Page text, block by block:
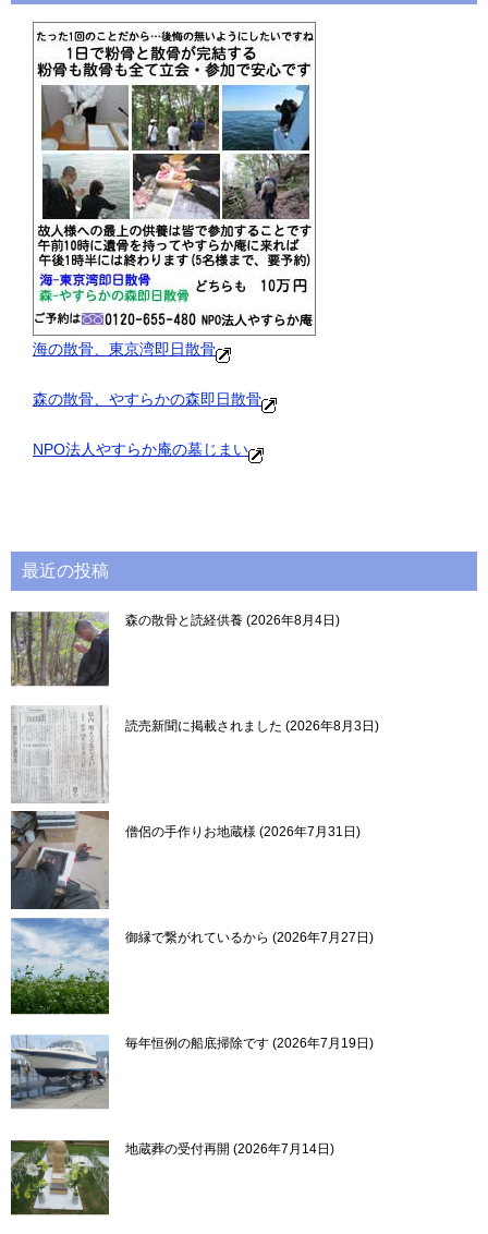
海の散骨、東京湾即日散骨
森の散骨、やすらかの森即日散骨
NPO法人やすらか庵の墓じまい
最近の投稿
森の散骨と読経供養 2026年8月4日
読売新聞に掲載されました 2026年8月3日
僧侶の手作りお地蔵様 2026年7月31日
御縁で繋がれているから 2026年7月27日
毎年恒例の船底掃除です 2026年7月19日
地蔵葬の受付再開 2026年7月14日